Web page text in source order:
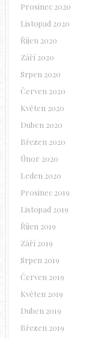
Prosinec 2020
Listopad 2020
Říjen 2020
Září 2020
Srpen 2020
Červen 2020
Květen 2020
Duben 2020
Březen 2020
Únor 2020
Leden 2020
Prosinec 2019
Listopad 2019
Říjen 2019
Září 2019
Srpen 2019
Červen 2019
Květen 2019
Duben 2019
Březen 2019